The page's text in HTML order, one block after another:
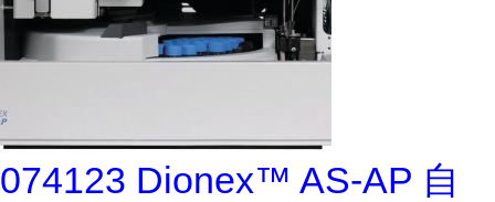
074123 Dionex™ AS-AP 自